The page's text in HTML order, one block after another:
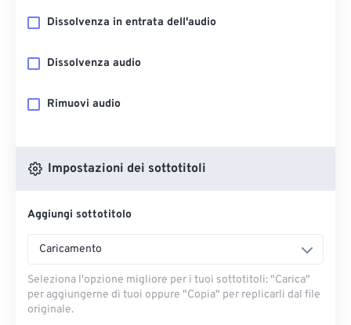
Dissolvenza in entrata dell'audio
Dissolvenza audio
Rimuovi audio
Impostazioni dei sottotitoli
Aggiungi sottotitolo
Caricamento
Seleziona l'opzione migliore per i tuoi sottotitoli: "Carica" ​​
per aggiungerne di tuoi oppure "Copia" per replicarli dal file
originale.